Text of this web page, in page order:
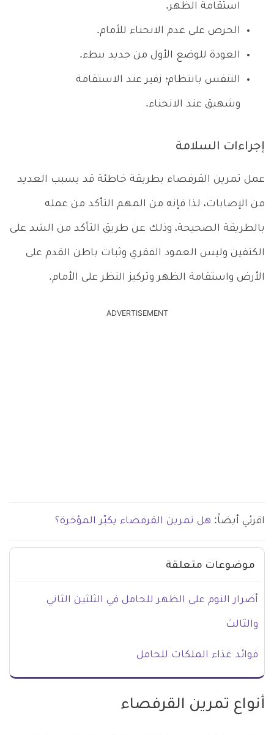
استقامة الظهر.
الحرص على عدم الانحناء للأمام.
العودة للوضع الأول من جديد ببطء.
التنفس بانتظام؛ زفير عند الاستقامة
وشهيق عند الانحناء.
إجراءات السلامة
عمل تمرين القرفصاء بطريقة خاطئة قد يسبب العديد
من الإصابات، لذا فإنه من المهم التأكد من عمله
بالطريقة الصحيحة، وذلك عن طريق التأكد من الشد على
الكتفين وليس العمود الفقري وثبات باطن القدم على
الأرض واستقامة الظهر وتركيز النظر على الأمام.
ADVERTISEMENT
اقرئي أيضاً: هل تمرين القرفصاء يكبّر المؤخرة؟
موضوعات متعلقة
أضرار النوم على الظهر للحامل في الثلثين الثاني
والثالث
فوائد غذاء الملكات للحامل
أنواع تمرين القرفصاء